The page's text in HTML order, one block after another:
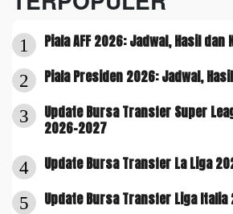
1 Piala AFF 2026: Jadwal, Hasil dan
2 Piala Presiden 2026: Jadwal,
3
Update Bursa Transfer Super
2026-2027
4 Update Bursa Transfer La Liga
5 Update Bursa Transfer Liga